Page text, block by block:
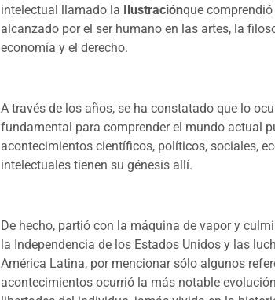
intelectual llamado la
Ilustraciónque
alcanzado por el ser humano en las artes, la
economía y el derecho.
A través de los años, se ha constatado que lo
fundamental para comprender el mundo actual
acontecimientos científicos, políticos, sociales,
intelectuales tienen su génesis allí.
De hecho, partió con la máquina de vapor y
la Independencia de los Estados Unidos y las
América Latina, por mencionar sólo algunos
acontecimientos ocurrió la más notable